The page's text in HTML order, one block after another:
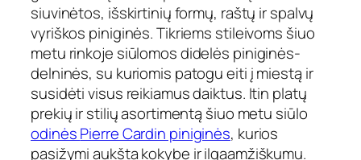
siuvinėtos, išskirtinių formų, raštų ir spalvų
vyriškos piniginės. Tikriems stileivoms šiuo
metu rinkoje siūlomos didelės piniginės-
delninės, su kuriomis patogu eiti į miestą ir
susidėti visus reikiamus daiktus. Itin platų
prekių ir stilių asortimentą šiuo metu siūlo
odinėsPierre Cardin piniginės, kurios
pasižymi aukšta kokybe ir ilgaamžiškumu.